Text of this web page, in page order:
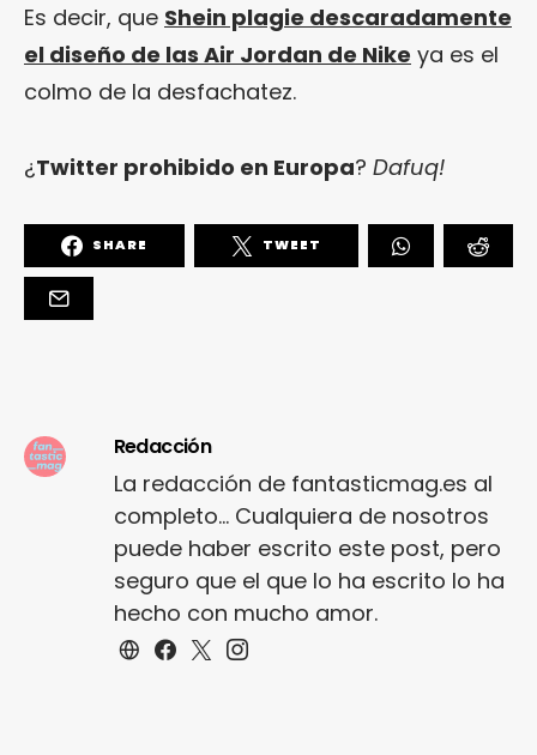
Es decir, que Shein plagie descaradamente
el diseño de las Air Jordan de Nike ya es el
colmo de la desfachatez.
¿Twitter prohibido en Europa? Dafuq!
SHARE TWEET
Redacción
La redacción de fantasticmag.es al
completo... Cualquiera de nosotros
puede haber escrito este post, pero
seguro que el que lo ha escrito lo ha
hecho con mucho amor.